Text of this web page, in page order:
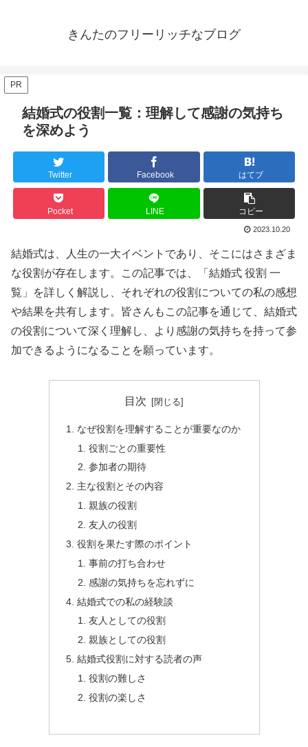
きんたのフリーリッチなブログ
PR
結婚式の役割一覧：理解して感謝の気持ち
を深めよう
Twitter Facebook はてブ
Pocket LINE コピー
2023.10.20
結婚式は、人生の一大イベントであり、そこにはさまざま
な役割が存在します。この記事では、「結婚式 役割 一
覧」を詳しく解説し、それぞれの役割についての私の感想
や結果を共有します。皆さんもこの記事を通じて、結婚式
の役割について深く理解し、より感謝の気持ちを持って参
加できるようになることを願っています。
目次
なぜ役割を理解することが重要なのか
役割ごとの重要性
参加者の期待
主な役割とその内容
親族の役割
友人の役割
役割を果たす際のポイント
事前の打ち合わせ
感謝の気持ちを忘れずに
結婚式での私の経験談
友人としての役割
親族としての役割
結婚式役割に対する読者の声
役割の難しさ
役割の楽しさ